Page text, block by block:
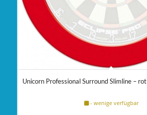
Unicorn Professional Surround Slimline – rot
- wenige verfügbar